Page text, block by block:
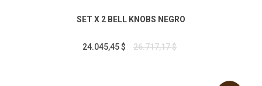
SET X 2 BELL KNOBS NEGRO
24.045,45 $ 26.717,17 $